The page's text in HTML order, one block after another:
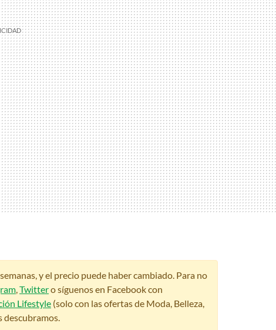
y el precio puede haber cambiado. Para no
Twittero síguenos en Facebook con
Lifestyle (solo con las ofertas de Moda, Belleza,
descubramos.